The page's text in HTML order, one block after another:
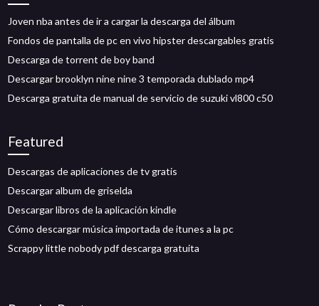
Joven nba antes de ir a cargar la descarga del álbum
Fondos de pantalla de pc en vivo hipster descargables gratis
Descarga de torrent de boy band
Descargar brooklyn nine nine 3 temporada dublado mp4
Descarga gratuita de manual de servicio de suzuki vl800 c50
Featured
Descargas de aplicaciones de tv gratis
Descargar album de griselda
Descargar libros de la aplicación kindle
Cómo descargar música importada de itunes a la pc
Scrappy little nobody pdf descarga gratuita